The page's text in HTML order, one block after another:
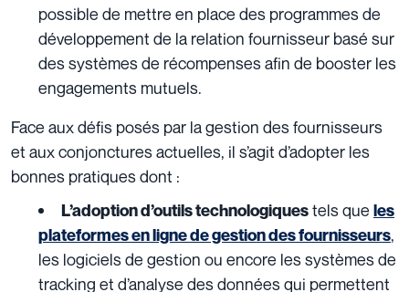
possible de mettre en place des programmes de
développement de la relation fournisseur basé sur
des systèmes de récompenses afin de booster les
engagements mutuels.
Face aux défis posés par la gestion des fournisseurs
et aux conjonctures actuelles, il s’agit d’adopter les
bonnes pratiques dont :
L’adoption d’outils technologiquestels que les
plateformes en ligne de gestion des fournisseurs,
les logiciels de gestion ou encore les systèmes de
tracking et d’analyse des données qui permettent